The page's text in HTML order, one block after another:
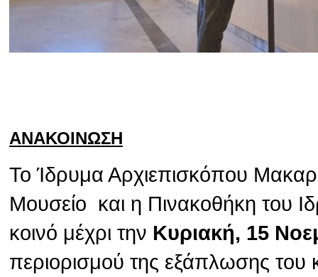
ΑΝΑΚΟΙΝΩΣΗ
Το Ίδρυμα Αρχιεπισκόπου
Μουσείο και η Πινακοθήκη του
κοινό μέχρι την Κυριακή, 15
περιορισμού της εξάπλωσης του